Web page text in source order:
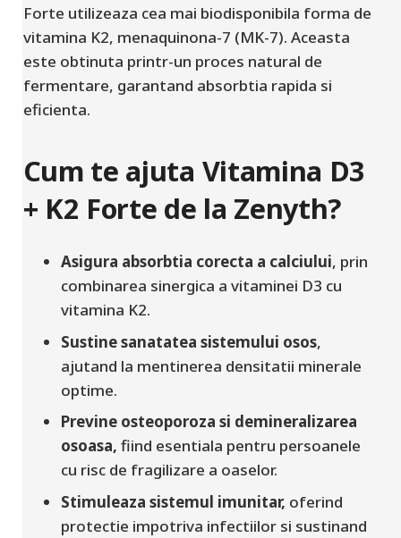
Forte utilizeaza cea mai biodisponibila forma de
vitamina K2, menaquinona-7 (MK-7). Aceasta
este obtinuta printr-un proces natural de
fermentare, garantand absorbtia rapida si
eficienta.
Cum te ajuta Vitamina D3
+ K2 Forte de la Zenyth?
Asigura absorbtia corecta a calciului, prin
combinarea sinergica a vitaminei D3 cu
vitamina K2.
Sustine sanatatea sistemului osos,
ajutand la mentinerea densitatii minerale
optime.
Previne osteoporoza si demineralizarea
osoasa, fiind esentiala pentru persoanele
cu risc de fragilizare a oaselor.
Stimuleaza sistemul imunitar, oferind
protectie impotriva infectiilor si sustinand